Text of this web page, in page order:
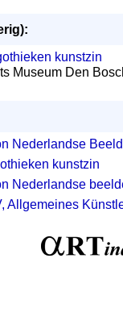
kunstzin
Museum Den
Nederlandse
kunstzin
Nederlandse
Allgemeines